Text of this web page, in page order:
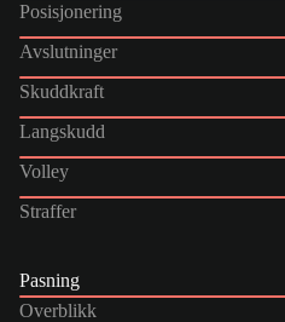
Posisjonering
Avslutninger
Skuddkraft
Langskudd
Volley
Straffer
Pasning
Overblikk